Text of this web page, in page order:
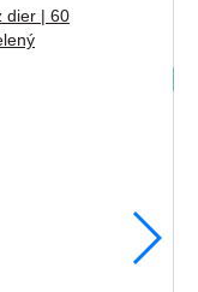
dier | 60